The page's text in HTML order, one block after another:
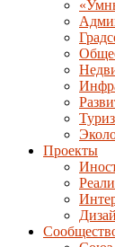
Проекты